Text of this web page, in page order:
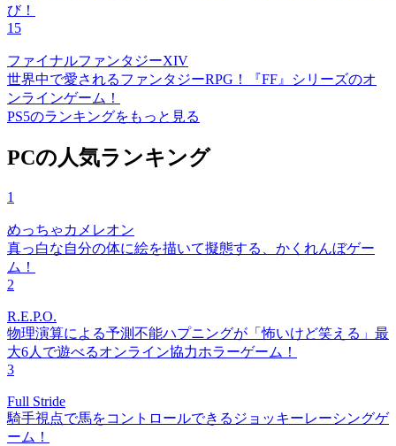
び！
15
ファイナルファンタジーXIV
世界中で愛されるファンタジーRPG！『FF』シリーズのオ
ンラインゲーム！
PS5のランキングをもっと見る
PCの人気ランキング
1
めっちゃカメレオン
真っ白な自分の体に絵を描いて擬態する、かくれんぼゲー
ム！
2
R.E.P.O.
物理演算による予測不能ハプニングが「怖いけど笑える」最
大6人で遊べるオンライン協力ホラーゲーム！
3
Full Stride
騎手視点で馬をコントロールできるジョッキーレーシングゲ
ーム！